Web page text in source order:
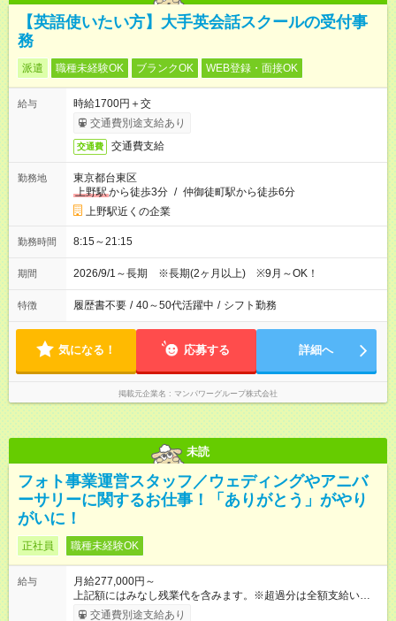
【英語使いたい方】大手英会話スクールの受付事
務
派遣 職種未経験OK ブランクOK WEB登録・面接OK
給与
時給1700円＋交
交通費別途支給あり
交通費 交通費支給
勤務地
東京都台東区
上野駅から徒歩3分 / 仲御徒町駅から徒歩6分
上野駅近くの企業
勤務時間 8:15～21:15
期間 2026/9/1～長期 ※長期(2ヶ月以上) ※9月～OK！
特徴 履歴書不要 / 40～50代活躍中 / シフト勤務
気になる！ 応募する 詳細へ
掲載元企業名 マンパワーグループ株式会社
未読
フォト事業運営スタッフ／ウェディングやアニバ
ーサリーに関するお仕事！「ありがとう」がやり
がいに！
正社員 職種未経験OK
給与
月給277,000円～
上記額にはみなし残業代を含みます。※超過分は全額支給いたし
ます。 みなし残業代 68,990円／月 みなし残業時間 45時間／月
交通費別途支給あり